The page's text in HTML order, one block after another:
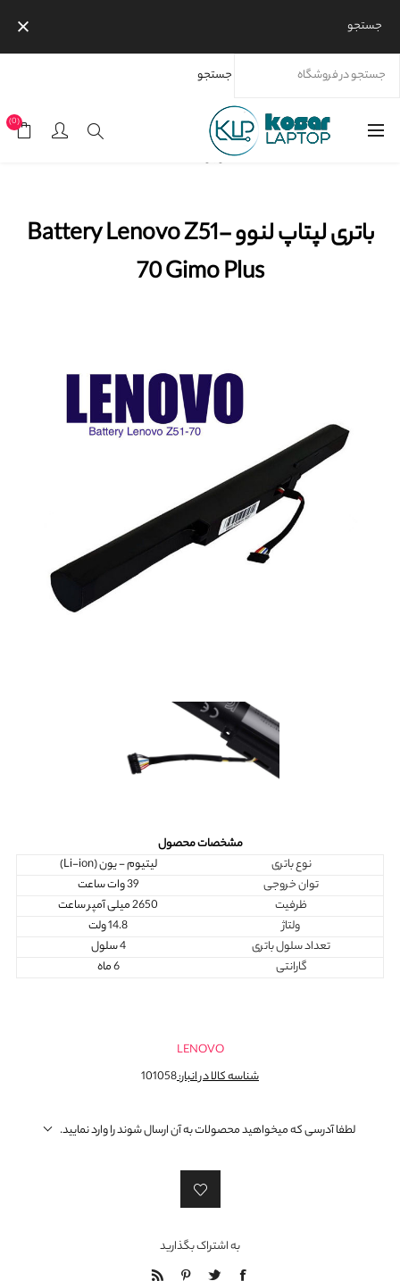
جستجو
جستجو
(0)
باتری لپتاپ لنوو Battery Lenovo Z51-
70 Gimo Plus
مشخصات محصول
نوع باتری
لیتیوم - یون (Li-ion)
توان خروجی
39 وات ساعت
ظرفیت
2650 میلی آمپر ساعت
ولتاژ
14.8 ولت
تعداد سلول باتری
4 سلول
گارانتی
6 ماه
موجود نیست
LENOVO
شناسه کالا در انبار:101058
لطفا آدرسی که میخواهید محصولات به آن ارسال شوند را وارد نمایید.
به اشتراک بگذارید